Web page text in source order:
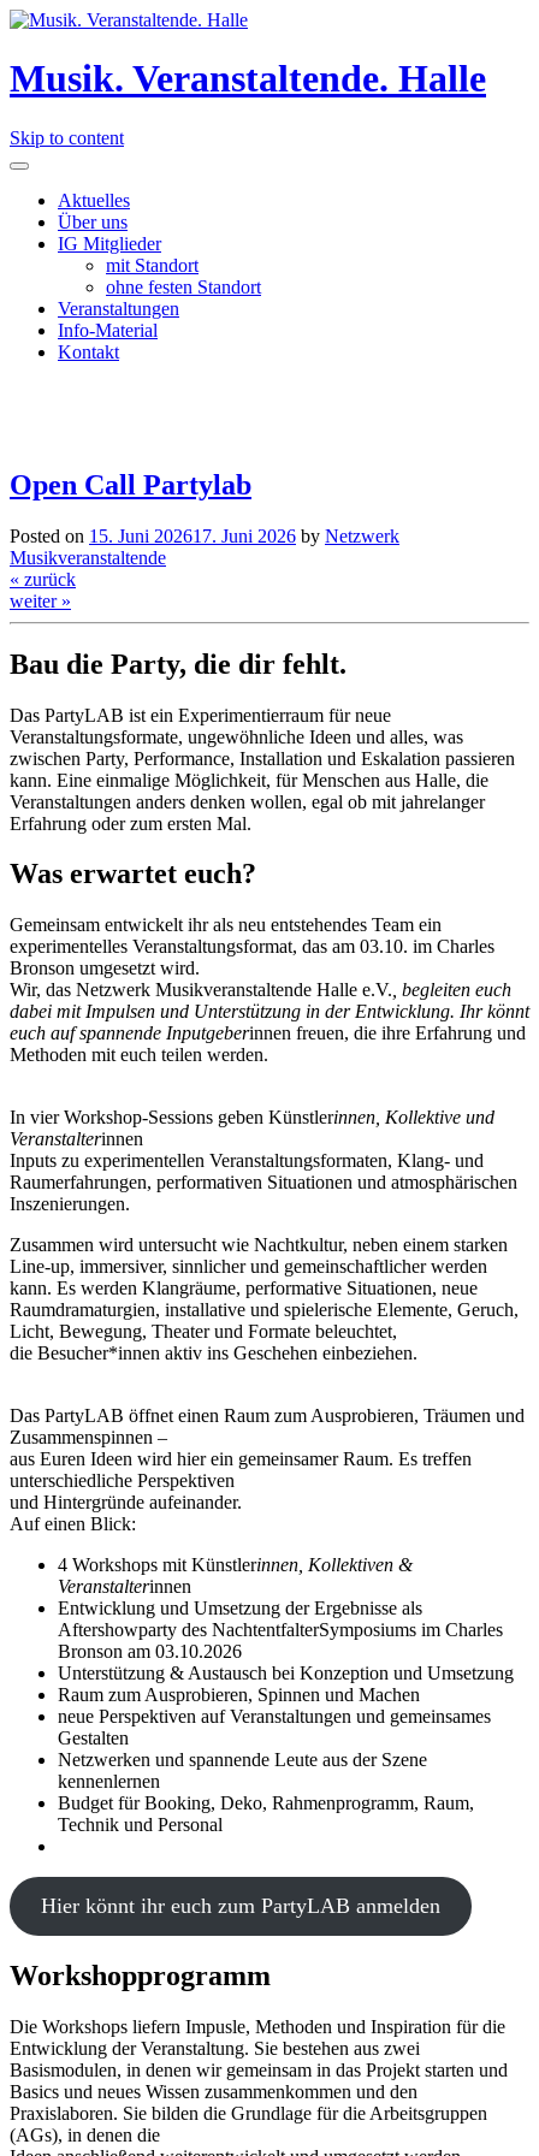
Musik. Veranstaltende. Halle
Skip to content
Aktuelles
Über uns
IG Mitglieder
mit Standort
ohne festen Standort
Veranstaltungen
Info-Material
Kontakt
Open Call Partylab
Posted on 15. Juni 202617. Juni 2026 by Netzwerk
Musikveranstaltende
« zurück
weiter »
Bau die Party, die dir fehlt.
Das PartyLAB ist ein Experimentierraum für neue
Veranstaltungsformate, ungewöhnliche Ideen und alles, was
zwischen Party, Performance, Installation und Eskalation passieren
kann. Eine einmalige Möglichkeit, für Menschen aus Halle, die
Veranstaltungen anders denken wollen, egal ob mit jahrelanger
Erfahrung oder zum ersten Mal.
Was erwartet euch?
Gemeinsam entwickelt ihr als neu entstehendes Team ein
experimentelles Veranstaltungsformat, das am 03.10. im Charles
Bronson umgesetzt wird.
Wir, das Netzwerk Musikveranstaltende Halle e.V. , begleiten euch
dabei mit Impulsen und Unterstützung in der Entwicklung. Ihr könnt
euch auf spannende Inputgeberinnen freuen, die ihre Erfahrung und
Methoden mit euch teilen werden.
In vier Workshop-Sessions geben Künstlerinnen, Kollektive und
Veranstalterinnen
Inputs zu experimentellen Veranstaltungsformaten, Klang- und
Raumerfahrungen, performativen Situationen und atmosphärischen
Inszenierungen.
Zusammen wird untersucht wie Nachtkultur, neben einem starken
Line-up, immersiver, sinnlicher und gemeinschaftlicher werden
kann. Es werden Klangräume, performative Situationen, neue
Raumdramaturgien, installative und spielerische Elemente, Geruch,
Licht, Bewegung, Theater und Formate beleuchtet,
die Besucher*innen aktiv ins Geschehen einbeziehen.
Das PartyLAB öffnet einen Raum zum Ausprobieren, Träumen und
Zusammenspinnen –
aus Euren Ideen wird hier ein gemeinsamer Raum. Es treffen
unterschiedliche Perspektiven
und Hintergründe aufeinander.
Auf einen Blick:
4 Workshops mit Künstlerinnen, Kollektiven &
Veranstalterinnen
Entwicklung und Umsetzung der Ergebnisse als
Aftershowparty des NachtentfalterSymposiums im Charles
Bronson am 03.10.2026
Unterstützung & Austausch bei Konzeption und Umsetzung
Raum zum Ausprobieren, Spinnen und Machen
neue Perspektiven auf Veranstaltungen und gemeinsames
Gestalten
Netzwerken und spannende Leute aus der Szene
kennenlernen
Budget für Booking, Deko, Rahmenprogramm, Raum,
Technik und Personal
Hier könnt ihr euch zum PartyLAB anmelden
Workshopprogramm
Die Workshops liefern Impusle, Methoden und Inspiration für die
Entwicklung der Veranstaltung. Sie bestehen aus zwei
Basismodulen, in denen wir gemeinsam in das Projekt starten und
Basics und neues Wissen zusammenkommen und den
Praxislaboren. Sie bilden die Grundlage für die Arbeitsgruppen
(AGs), in denen die